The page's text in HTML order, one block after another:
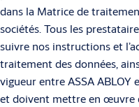
dans la Matrice de
sociétés. Tous les
suivre nos instructions et
traitement des données,
vigueur entre ASSA
et doivent mettre en œuvre